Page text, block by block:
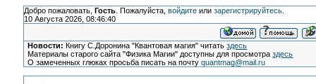
Добро пожаловать, Гость. Пожалуйста, войдитеили зарегистрируйтесь.
10 Августа 2026, 08:46:40
Новости: Книгу С.Доронина "Квантовая магия" читатьздесь
Материалы старого сайта "Физика Магии" доступны для просмотраздесь
О замеченных глюках просьба писать на почтуquantmag@mail.ru